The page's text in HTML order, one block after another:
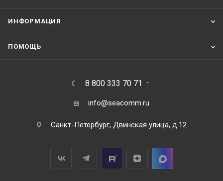
ИНФОРМАЦИЯ
ПОМОЩЬ
8 800 333 70 71
info@seacomm.ru
Санкт-Петербург, Двинская улица, д.12